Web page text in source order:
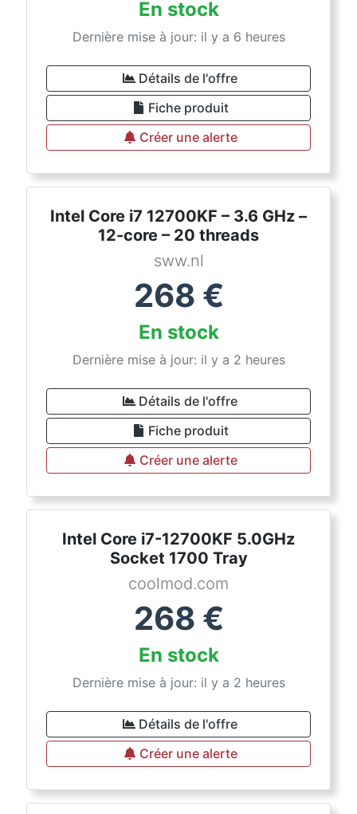
En stock
Dernière mise à jour: il y a 6 heures
Détails de l'offre
Fiche produit
Créer une alerte
Intel Core i7 12700KF – 3.6 GHz –
12-core – 20 threads
sww.nl
268 €
En stock
Dernière mise à jour: il y a 2 heures
Détails de l'offre
Fiche produit
Créer une alerte
Intel Core i7-12700KF 5.0GHz
Socket 1700 Tray
coolmod.com
268 €
En stock
Dernière mise à jour: il y a 2 heures
Détails de l'offre
Créer une alerte